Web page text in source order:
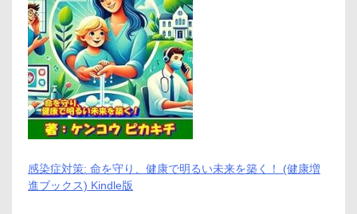
感染症対策: 命を守り、健康で明るい未来を築く！ (健康増
進ブックス) Kindle版